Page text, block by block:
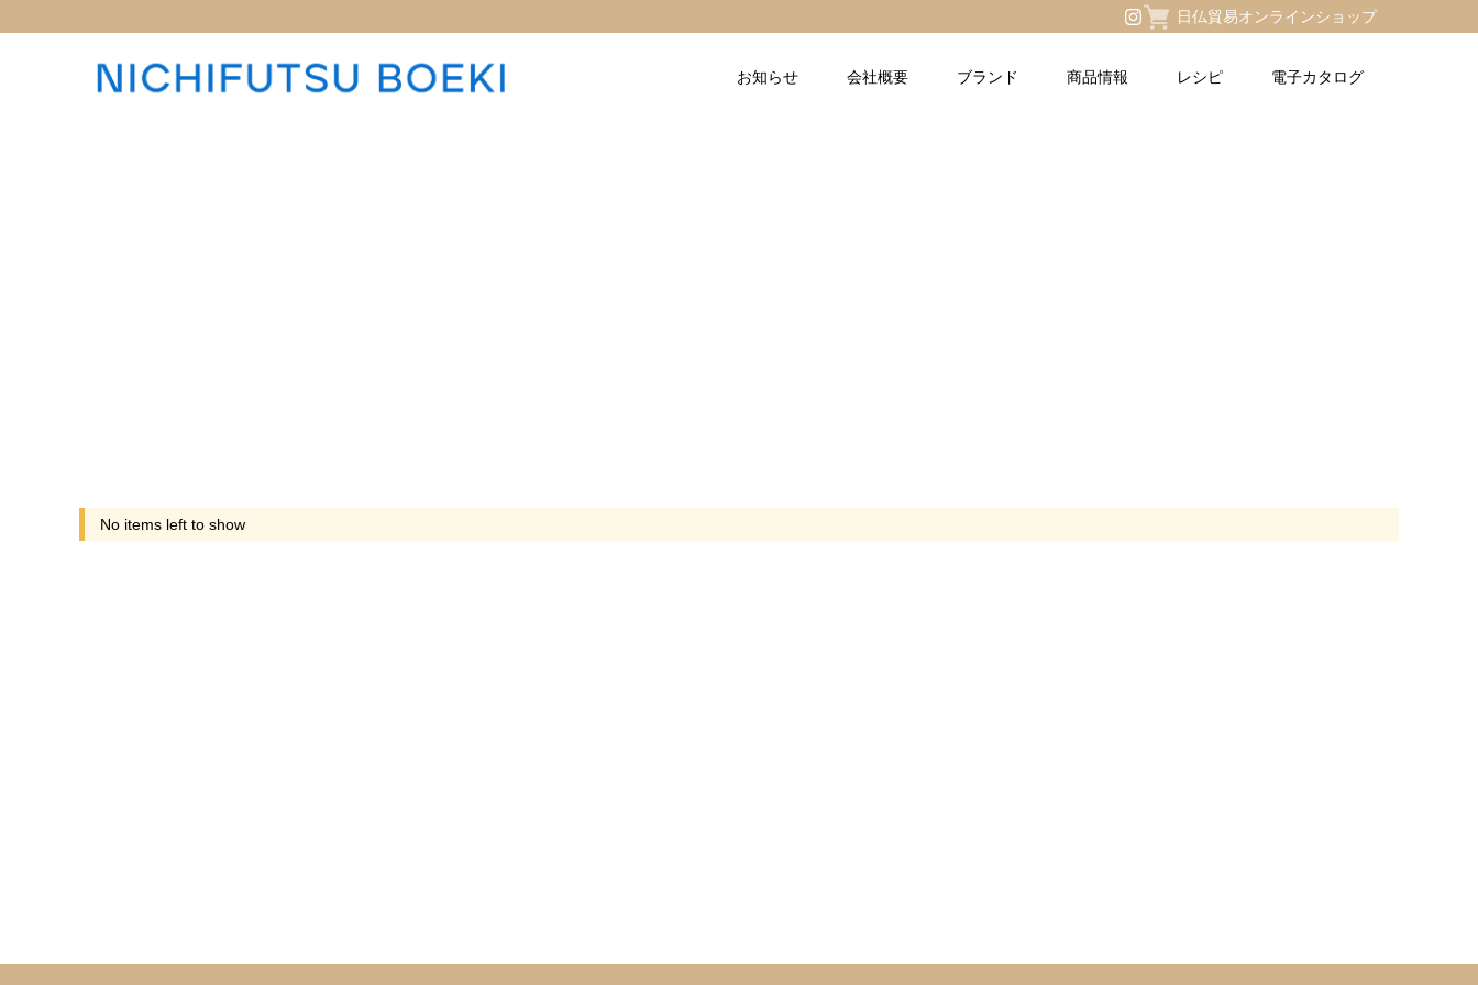
日仏貿易オンラインショップ
お知らせ 会社概要 ブランド 商品情報 レシピ 電子カタログ
No items left to show